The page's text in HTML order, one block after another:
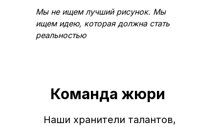
Мы не ищем лучший рисунок. Мы
ищем идею, которая должна стать
реальностью
Наши хранители талантов,
Команда жюри